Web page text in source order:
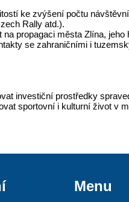
ke zvýšení počtu
Rally atd.).
na propagaci města Zlína, jeho
se zahraničními i
investiční prostředky
sportovní i kulturní život v
Menu